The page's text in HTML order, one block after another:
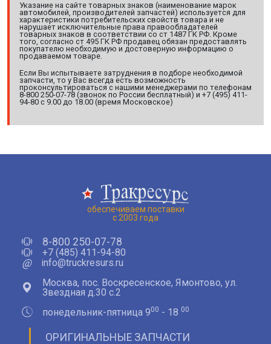
Указание на сайте товарных знаков (наименование марок
автомобилей, производителей запчастей) используется для
характеристики потребительских свойств товара и не
нарушает исключительные права правообладателей
товарных знаков в соответствии со ст 1487 ГК РФ. Кроме
того, согласно ст 495 ГК РФ продавец обязан предоставлять
покупателю необходимую и достоверную информацию о
продаваемом товаре.
Если Вы испытываете затруднения в подборе необходимой
запчасти, то у Вас всегда есть возможность
проконсультироваться с нашими менеджерами по телефонам
8-800 250-07-78 (звонок по России бесплатный) и +7 (495) 411-
94-80 с 9.00 до 18.00 (время Московское)
обеспечиваем поставки
с 2003 года
8-800 250-07-78
+7 (485) 411-94-80
@
info@truckresurs.ru
Москва, пос. Воскресенское, Ямонтово, ул.
Звездная д.30 с.2
понедельник-пятница 900 - 18 00
ОРИГИНАЛЬНЫЕ ЗАПЧАСТИ